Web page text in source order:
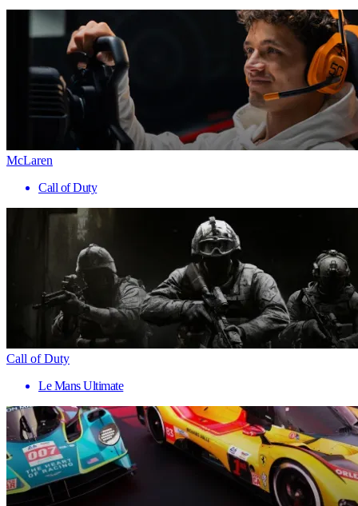
McLaren
Call of Duty
Call of Duty
Le Mans Ultimate